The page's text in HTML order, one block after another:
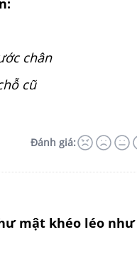
chân
cũ
Đánh giá:
mật khéo léo như